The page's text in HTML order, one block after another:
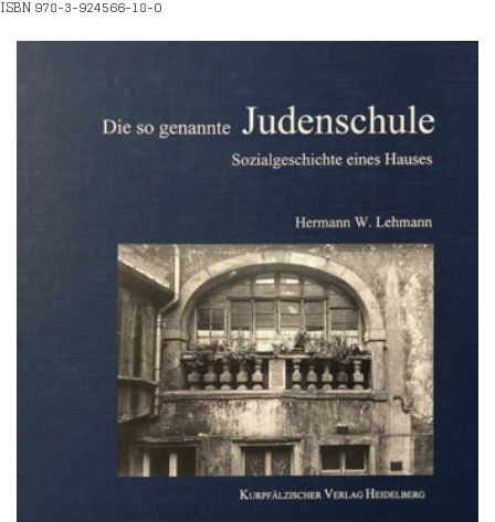
ISBN 978-3-924566-18-0